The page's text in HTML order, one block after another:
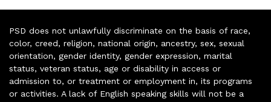
PSD does not unlawfully discriminate on the basis of race,
color, creed, religion, national origin, ancestry, sex, sexual
orientation, gender identity, gender expression, marital
status, veteran status, age or disability in access or
admission to, or treatment or employment in, its programs
or activities. A lack of English speaking skills will not be a